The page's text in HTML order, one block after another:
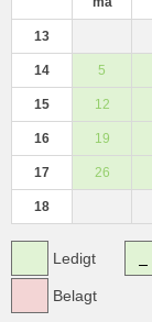
13
14 5
15 12
16 19
17 26
18
Ledigt
Belagt